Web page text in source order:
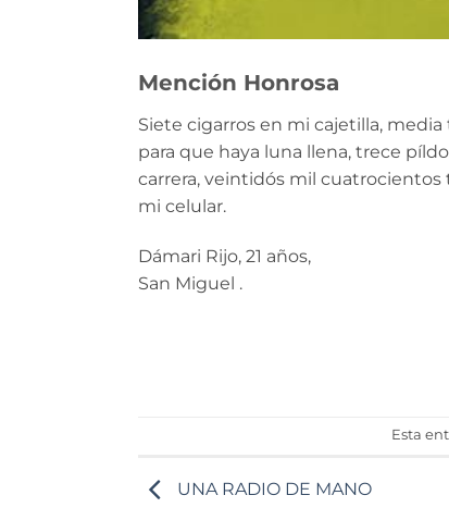
Mención Honrosa
Siete cigarros en mi cajetilla,
para que haya luna llena, trece
carrera, veintidós mil
mi celular.
Dámari Rijo, 21 años,
San Miguel .
Esta
UNA RADIO DE MANO